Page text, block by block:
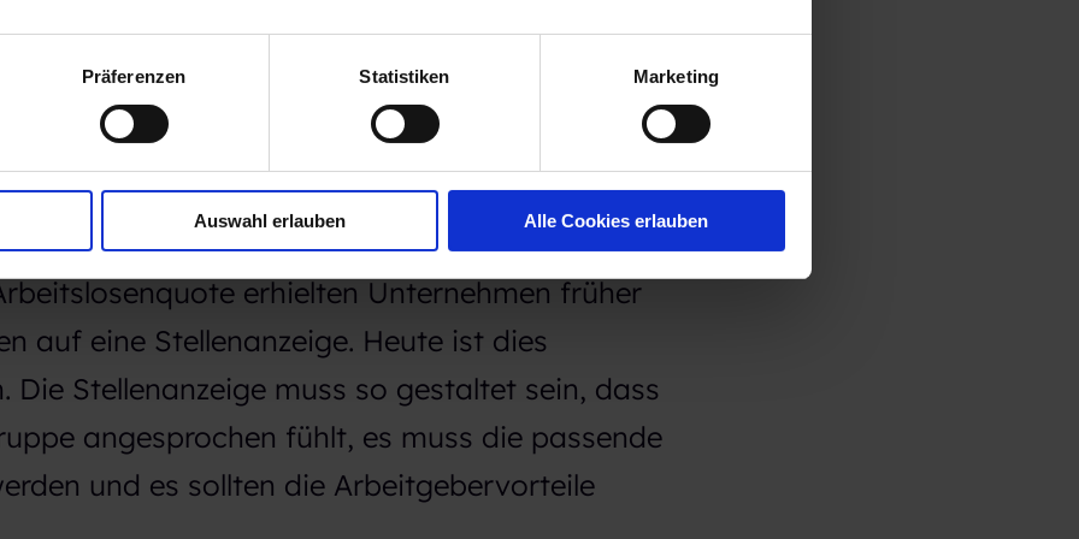
Präferenzen Statistiken Marketing
Auswahl erlauben Alle Cookies erlauben
mit welcher Jobbörse die gewünschte
kann.
sinkt
erhielten Unternehmen früher
auf eine Stellenanzeige. Heute ist dies
Die Stellenanzeige muss so gestaltet sein, dass
angesprochen fühlt, es muss die passende
und es sollten die Arbeitgebervorteile